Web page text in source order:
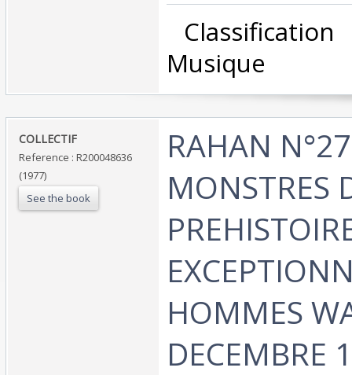
Musique‎
‎COLLECTIF‎
Reference : R200048636
(1977)
See the book
‎RAHAN
MONSTRES
HOMMES
DECEMBRE